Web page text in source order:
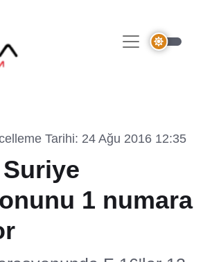
Tarihi: 24 Ağu 2016 12:35
Suriye
1 numara